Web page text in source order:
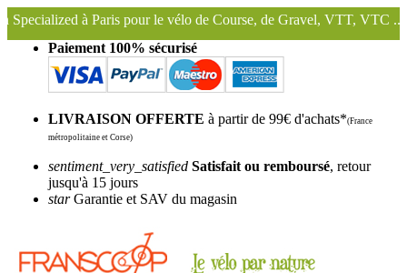
le vélo de Course, de Gravel, VTT, VTC ...
Nous
Paiement 100% sécurisé
LIVRAISON OFFERTE à partir de 99€ d'achats*(France
métropolitaine et Corse)
sentiment_very_satisfied Satisfait ou remboursé, retour
jusqu'à 15 jours
starGarantie et SAV du magasin